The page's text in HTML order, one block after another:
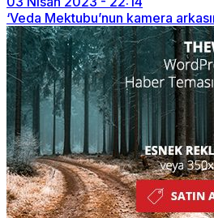
‘Veda Mektubu’nun kamera